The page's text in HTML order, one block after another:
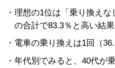
理想の1位は「乗り換えな
の合計で83.3％と高い結
電車の乗り換えは1回（
年代別でみると、40代が